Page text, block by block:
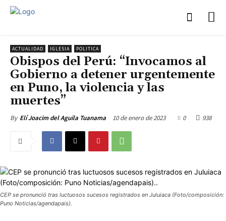
ACTUALIDAD IGLESIA POLITICA
Obispos del Perú: “Invocamos al
Gobierno a detener urgentemente
en Puno, la violencia y las
muertes”
By Elí Joacim del Aguila Tuanama 10 de enero de 2023 0 938
CEP se pronunció tras luctuosos sucesos registrados en Juluiaca (Foto/composición:
Puno Noticias/agendapais).